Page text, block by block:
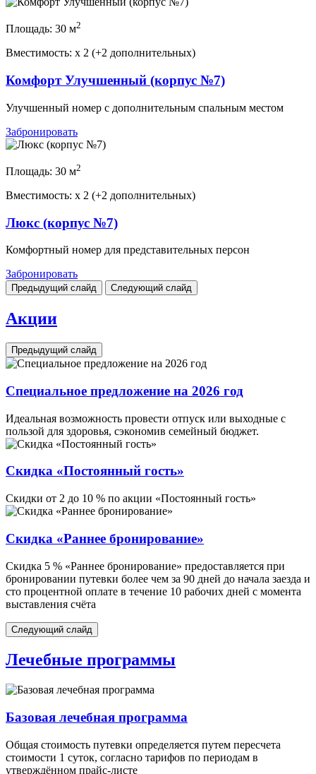
Площадь: 30 м2
Вместимость: x 2 (+2 дополнительных)
Комфорт Улучшенный (корпус №7)
Улучшенный номер с дополнительным спальным местом
Забронировать
Площадь: 30 м2
Вместимость: x 2 (+2 дополнительных)
Люкс (корпус №7)
Комфортный номер для представительных персон
Забронировать
Предыдущий слайд Следующий слайд
Акции
Предыдущий слайд
Специальное предложение на 2026 год
Идеальная возможность провести отпуск или выходные с
пользой для здоровья, сэкономив семейный бюджет.
Скидка «Постоянный гость»
Скидки от 2 до 10 % по акции «Постоянный гость»
Скидка «Раннее бронирование»
Скидка 5 % «Раннее бронирование» предоставляется при
бронировании путевки более чем за 90 дней до начала заезда и
сто процентной оплате в течение 10 рабочих дней с момента
выставления счёта
Следующий слайд
Лечебные программы
Базовая лечебная программа
Общая стоимость путевки определяется путем пересчета
стоимости 1 суток, согласно тарифов по периодам в
утверждённом прайс-листе